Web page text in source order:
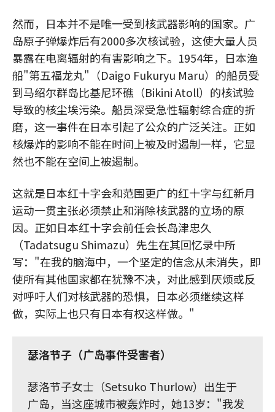
然而，日本并不是唯一受到核武器影响的国家。广
岛原子弹爆炸后有2000多次核试验，这使大量人员
暴露在电离辐射的有害影响之下。1954年，日本渔
船"第五福龙丸"（Daigo Fukuryu Maru）的船员受
到马绍尔群岛比基尼环礁（Bikini Atoll）的核试验
导致的核尘埃污染。船员深受急性辐射综合症的折
磨，这一事件在日本引起了公众的广泛关注。正如
核爆炸的影响不能在时间上被及时遏制一样，它显
然也不能在空间上被遏制。
这就是日本红十字会和范围更广的红十字与红新月
运动一贯主张必须禁止和消除核武器的立场的原
因。正如日本红十字会前任会长岛津忠久
（Tadatsugu Shimazu）先生在其回忆录中所
写："在我的脑海中，一个坚定的信念从未消失，即
使所有其他国家都在犹豫不决，对此感到厌烦或反
对呼吁人们对核武器的恐惧，日本必须继续这样
做，实际上也只有日本有权这样做。"
瑟洛节子（广岛事件受害者）
瑟洛节子女士（Setsuko Thurlow）出生于
广岛，当这座城市被轰炸时，她13岁："我发